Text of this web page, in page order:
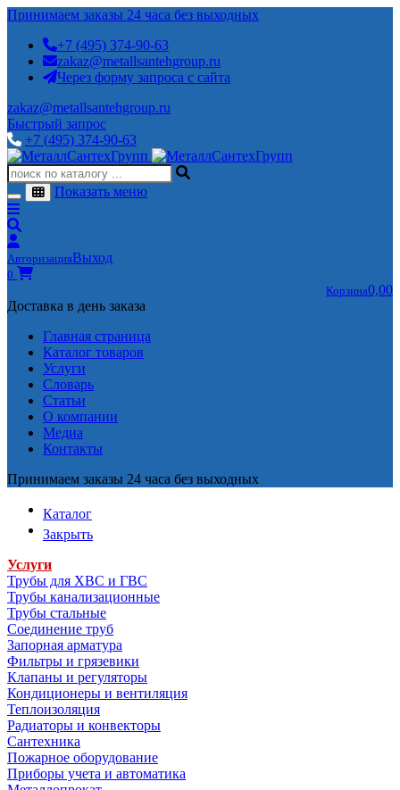
Принимаем заказы 24 часа без выходных
+7 (495) 374-90-63
zakaz@metallsantehgroup.ru
Через форму запроса с сайта
zakaz@metallsantehgroup.ru
Быстрый запрос
+7 (495) 374-90-63
Показать меню
АвторизацияВыход
0
Корзина0,00
Доставка в день заказа
Главная страница
Каталог товаров
Услуги
Словарь
Статьи
О компании
Медиа
Контакты
Принимаем заказы 24 часа без выходных
Каталог
Закрыть
Услуги
Трубы для ХВС и ГВС
Трубы канализационные
Трубы стальные
Соединение труб
Запорная арматура
Фильтры и грязевики
Клапаны и регуляторы
Кондиционеры и вентиляция
Теплоизоляция
Радиаторы и конвекторы
Сантехника
Пожарное оборудование
Приборы учета и автоматика